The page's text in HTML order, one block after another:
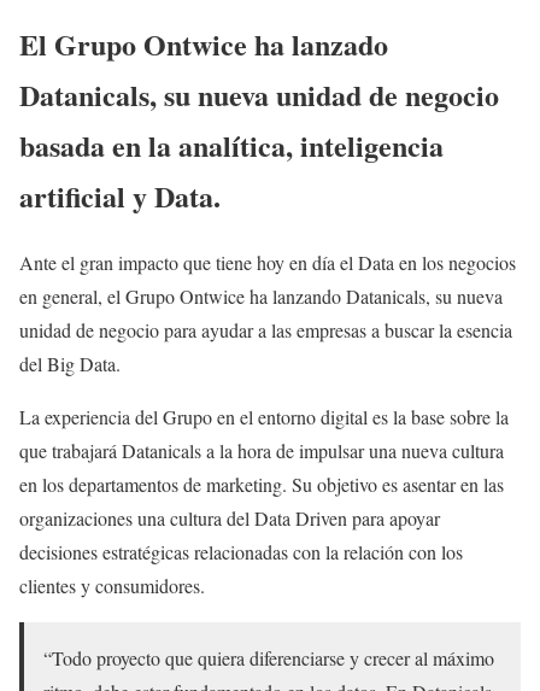
El Grupo Ontwice ha lanzado
Datanicals, su nueva unidad de negocio
basada en la analítica, inteligencia
artificial y Data.
Ante el gran impacto que tiene hoy en día el Data en los negocios
en general, el Grupo Ontwice ha lanzando Datanicals, su nueva
unidad de negocio para ayudar a las empresas a buscar la esencia
del Big Data.
La experiencia del Grupo en el entorno digital es la base sobre la
que trabajará Datanicals a la hora de impulsar una nueva cultura
en los departamentos de marketing. Su objetivo es asentar en las
organizaciones una cultura del Data Driven para apoyar
decisiones estratégicas relacionadas con la relación con los
clientes y consumidores.
“Todo proyecto que quiera diferenciarse y crecer al máximo